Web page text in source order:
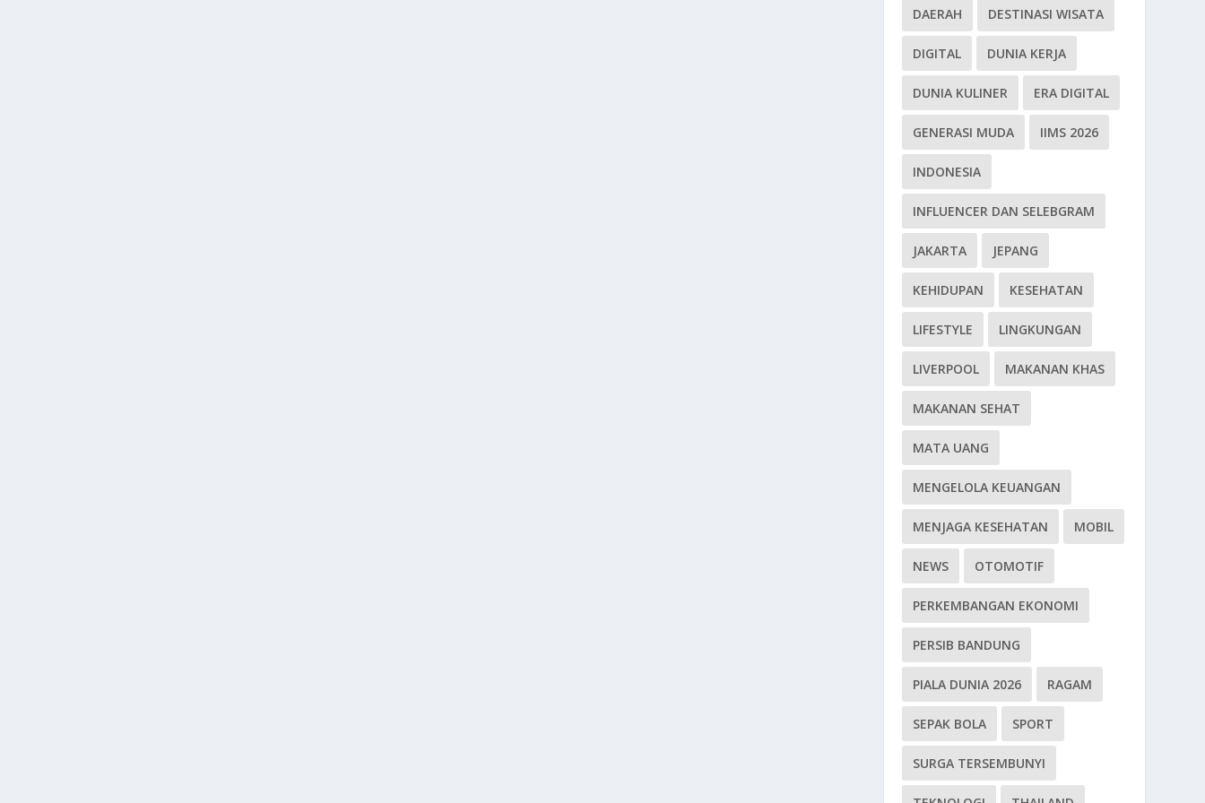
DAERAH DESTINASI WISATA
DIGITAL DUNIA KERJA
DUNIA KULINER ERA DIGITAL
GENERASI MUDA IIMS 2026
INDONESIA
INFLUENCER DAN SELEBGRAM
JAKARTA JEPANG
KEHIDUPAN KESEHATAN
LIFESTYLE LINGKUNGAN
LIVERPOOL MAKANAN KHAS
MAKANAN SEHAT
MATA UANG
MENGELOLA KEUANGAN
MENJAGA KESEHATAN MOBIL
NEWS OTOMOTIF
PERKEMBANGAN EKONOMI
PERSIB BANDUNG
PIALA DUNIA 2026 RAGAM
SEPAK BOLA SPORT
SURGA TERSEMBUNYI